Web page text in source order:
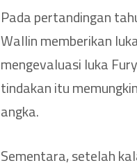
Pada pertandingan
Wallin memberikan
mengevaluasi luka
tindakan itu
angka.
Sementara, setelah